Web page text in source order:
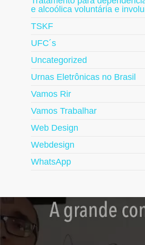
e alcoólica voluntária e
TSKF
UFC´s
Uncategorized
Urnas Eletrônicas no Brasil
Vamos Rir
Vamos Trabalhar
Web Design
Webdesign
WhatsApp